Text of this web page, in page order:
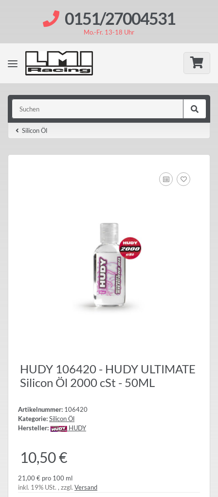
0151/27004531
Mo.-Fr. 13-18 Uhr
Silicon Öl
HUDY 106420 - HUDY ULTIMATE
Silicon Öl 2000 cSt - 50ML
Artikelnummer: 106420
Kategorie:Silicon Öl
Hersteller:
HUDY
10,50 €
21,00 € pro 100 ml
inkl. 19% USt. , zzgl. Versand